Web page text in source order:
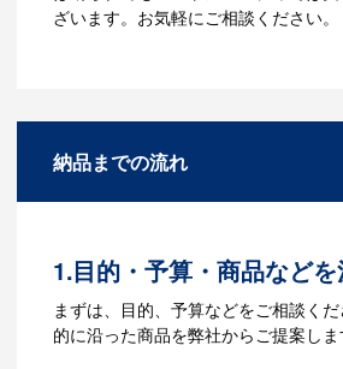
ざいます。お気軽にご相談ください。
があります。Adobe illustratorのaiファ
Q：ウェブサイトに掲載さ
ていないオリジナルのノ
納品までの流れ
1.目的・予算・商品など
まずは、目的、予算などをご相談く
的に沿った商品を弊社からご提案しま